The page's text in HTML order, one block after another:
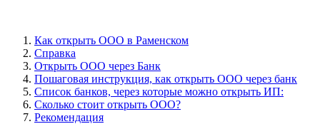
Как открыть ООО в Раменском
Справка
Открыть ООО через Банк
Пошаговая инструкция, как открыть ООО через банк
Cписок банков, через которые можно открыть ИП:
Сколько стоит открыть ООО?
Рекомендация